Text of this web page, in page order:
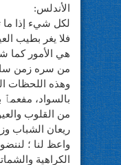
الأندلس:
لكل شيء إذا ما
فلا يغر بطيب
هي الأمور كما
من سره زمن
وهذه اللحظات
بالسواد، مفعمٱ
من القلوب
ريعان الشباب
واعظ لنا ؛
الكراهية